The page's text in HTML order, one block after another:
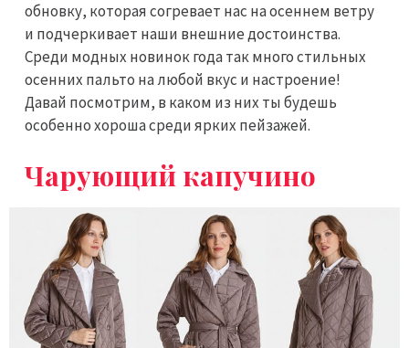
обновку, которая согревает нас на осеннем ветру
и подчеркивает наши внешние достоинства.
Среди модных новинок года так много стильных
осенних пальто на любой вкус и настроение!
Давай посмотрим, в каком из них ты будешь
особенно хороша среди ярких пейзажей.
Чарующий капучино